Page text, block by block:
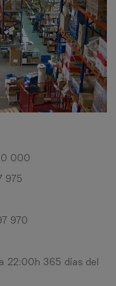
000
975
970
22:00h 365 días del